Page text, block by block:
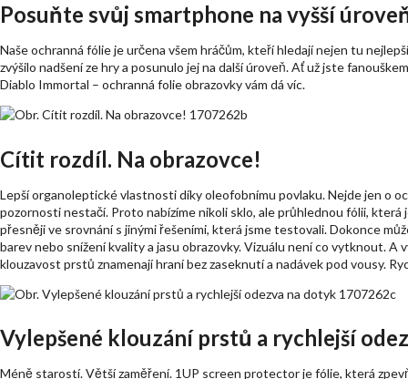
Posuňte svůj smartphone na vyšší
Naše ochranná fólie je určena všem hráčům, kteří hledají nejen tu
zvýšilo nadšení ze hry a posunulo jej na další úroveň. Ať už jste
Diablo Immortal – ochranná folie obrazovky vám dá víc.
Cítit rozdíl. Na obrazovce!
Lepší organoleptické vlastnosti díky oleofobnímu povlaku. Nejde jen o
pozornosti nestačí. Proto nabízíme nikoli sklo, ale průhlednou fólii,
přesněji ve srovnání s jinými řešeními, která jsme testovali. Dokonce
barev nebo snížení kvality a jasu obrazovky. Vizuálu není co vytknout.
klouzavost prstů znamenají hraní bez zaseknutí a nadávek pod vousy.
Vylepšené klouzání prstů a rychlejší
Méně starostí. Větší zaměření. 1UP screen protector je fólie, která